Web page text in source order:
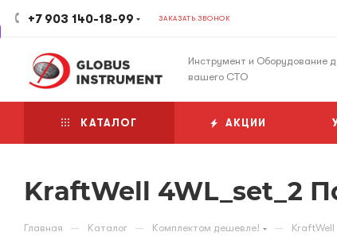
+7 903 140-18-99 ЗАКАЗАТЬ ЗВОНОК
Инструмент и Оборудование
вашего СТО
КАТАЛОГ АКЦИИ
KraftWell 4WL_set_2
Главная — Каталог — Комплектом дешевле! — KraftWell